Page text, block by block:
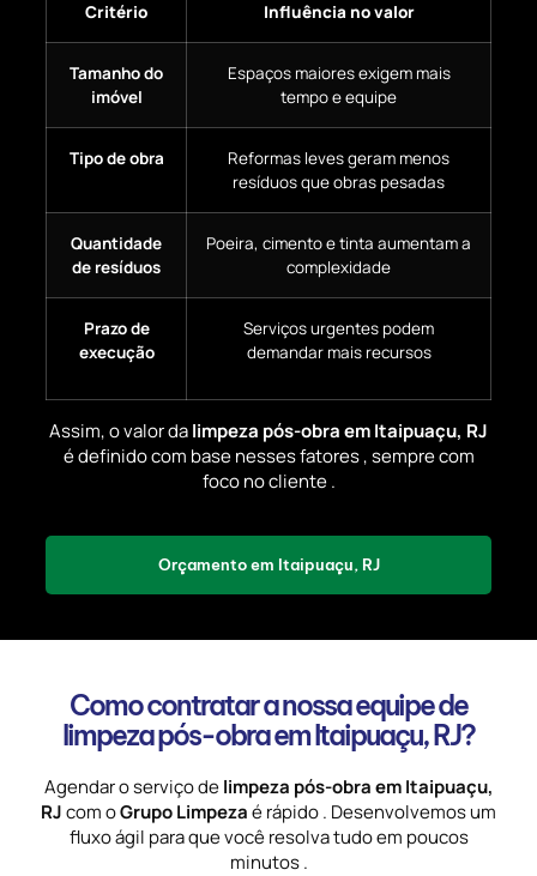
Critério Influência no valor
Tamanho do
imóvel
Espaços maiores exigem mais
tempo e equipe
Tipo de obra
Reformas leves geram menos
resíduos que obras pesadas
Quantidade
de resíduos
Poeira, cimento e tinta aumentam a
complexidade
Prazo de
execução
Serviços urgentes podem
demandar mais recursos
Assim, o valor dalimpeza pós-obra em Itaipuaçu, RJ
é definido com base nesses fatores , sempre com
foco no cliente .
Orçamento em Itaipuaçu, RJ
Como contratar a nossa equipe de
limpeza pós-obra em Itaipuaçu, RJ?
Agendar o serviço delimpeza pós-obra em Itaipuaçu,
RJcom oGrupo Limpezaé rápido . Desenvolvemos um
fluxo ágil para que você resolva tudo em poucos
minutos .